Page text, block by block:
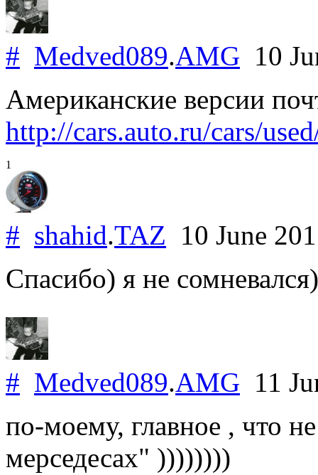
# Medved089.AMG 10
Американские версии
http://cars.auto.ru/cars/
1
# shahid.TAZ 10 June
Спасибо) я не
# Medved089.AMG 11
по-моему, главное , что
мерседесах" ))))))))